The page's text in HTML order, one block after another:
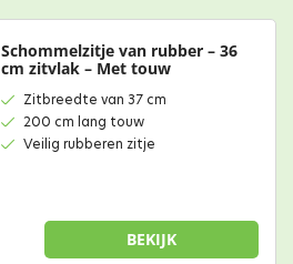
Schommelzitje van rubber – 36
cm zitvlak – Met touw
Zitbreedte van 37 cm
200 cm lang touw
Veilig rubberen zitje
BEKIJK